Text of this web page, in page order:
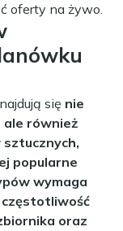
oferty na żywo.
się nie
również
popularne
wymaga
oraz